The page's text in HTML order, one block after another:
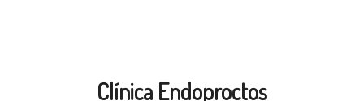
Clínica Endoproctos